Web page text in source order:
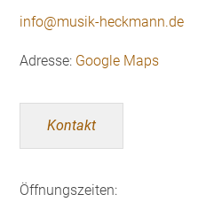
info@musik-heckmann.de
Adresse: Google Maps
Kontakt
Öffnungszeiten: